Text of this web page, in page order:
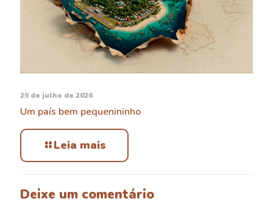
29 de julho de 2026
Um país bem pequenininho
Leia mais
Deixe um comentário